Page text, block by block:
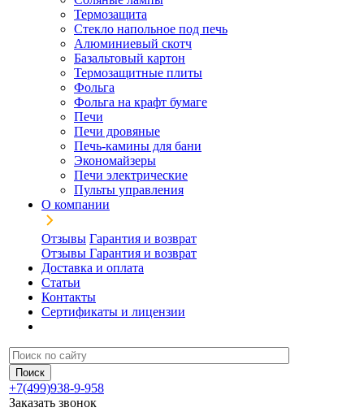
Термозащита
Стекло напольное под печь
Алюминиевый скотч
Базальтовый картон
Термозащитные плиты
Фольга
Фольга на крафт бумаге
Печи
Печи дровяные
Печь-камины для бани
Экономайзеры
Печи электрические
Пульты управления
О компании
Отзывы Гарантия и возврат
Отзывы Гарантия и возврат
Доставка и оплата
Статьи
Контакты
Сертификаты и лицензии
+7(499)938-9-958
Заказать звонок